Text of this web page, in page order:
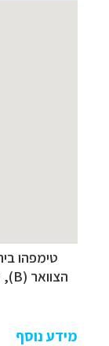
טימפהו
הצוואר (B), עליה נכתב בכתבה
מידע נוסף